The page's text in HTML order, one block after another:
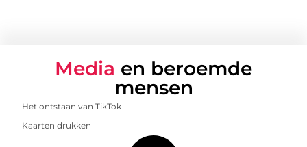
Media en beroemde
mensen
Het ontstaan van TikTok
Kaarten drukken